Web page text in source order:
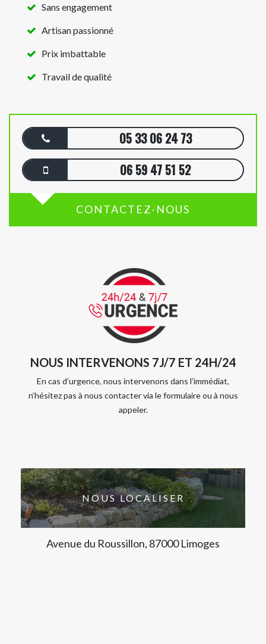
Sans engagement
Artisan passionné
Prix imbattable
Travail de qualité
05 33 06 24 73
06 59 47 51 52
CONTACTEZ-NOUS
NOUS INTERVENONS 7J/7 ET 24H/24
En cas d’urgence, nous intervenons dans l’immédiat,
n’hésitez pas à nous contacter via le formulaire ou à nous
appeler.
NOUS LOCALISER
Avenue du Roussillon, 87000 Limoges